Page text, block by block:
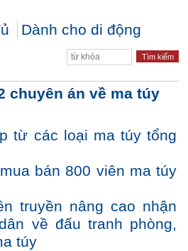
Dành cho di động
chuyên án về ma túy
từ các loại ma túy tổng
bán 800 viên ma túy
truyền nâng cao nhận
về đấu tranh phòng,
túy